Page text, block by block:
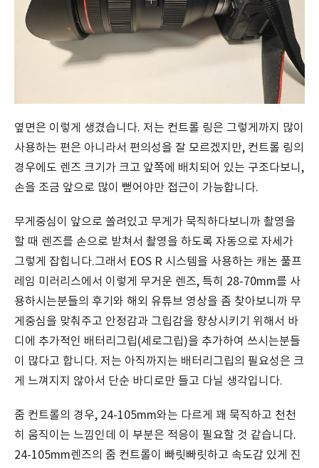
옆면은 이렇게 생겼습니다. 저는 컨트롤 링은 그렇게까지 많이
사용하는 편은 아니라서 편의성을 잘 모르겠지만, 컨트롤 링의
경우에도 렌즈 크기가 크고 앞쪽에 배치되어 있는 구조다보니,
손을 조금 앞으로 많이 뻗어야만 접근이 가능합니다.
무게중심이 앞으로 쏠려있고 무게가 묵직하다보니까 촬영을
할 때 렌즈를 손으로 받쳐서 촬영을 하도록 자동으로 자세가
그렇게 잡힙니다.그래서 EOS R 시스템을 사용하는 캐논 풀프
레임 미러리스에서 이렇게 무거운 렌즈, 특히 28-70mm를 사
용하시는분들의 후기와 해외 유튜브 영상을 좀 찾아보니까 무
게중심을 맞춰주고 안정감과 그립감을 향상시키기 위해서 바
디에 추가적인 배터리그립(세로그립)을 추가하여 쓰시는분들
이 많다고 합니다. 저는 아직까지는 배터리그립의 필요성은 크
게 느껴지지 않아서 단순 바디로만 들고 다닐 생각입니다.
줌 컨트롤의 경우, 24-105mm와는 다르게 꽤 묵직하고 천천
히 움직이는 느낌인데 이 부분은 적응이 필요할 것 같습니다.
24-105mm렌즈의 줌 컨트롤이 빠릿빠릿하고 속도감 있게 진